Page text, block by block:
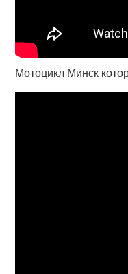
Мотоцикл Минск